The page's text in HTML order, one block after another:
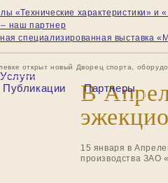
«Технические характеристики»
наш партнер
специализированная выставка
Услуги
Публикации
Партнеры
открыт новый Дворец спорта,
В
15 января в
производства ЗАО